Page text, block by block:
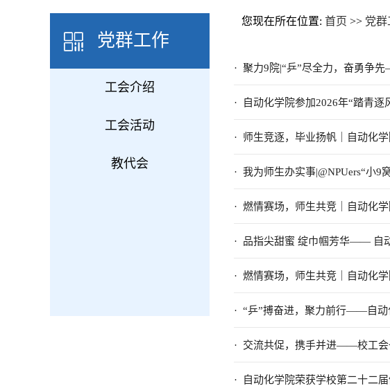
党群工作
工会介绍
工会活动
教代会
您现在所在位置: 首页 >> 党群
· 聚力9院|“乒”尽全力，奋勇争
· 自动化学院参加2026年“踏青
· 师生竞逐，毕业扬帆｜自动化
· 我为师生办实事|@NPUers“小9
· 燃情赛场，师生共竞｜自动化
· 品指尖甜蜜 绽巾帼芳华—— 自
· 燃情赛场，师生共竞｜自动化
· “乒”搏奋进，聚力前行——自动
· 交流共促，携手并进——校工会
· 自动化学院荣获学校第二十二